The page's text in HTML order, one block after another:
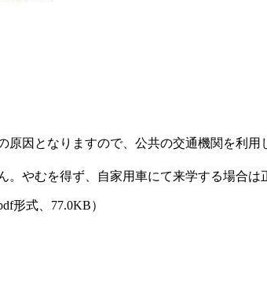
原因となりますので、公共の交通機関を利
。やむを得ず、自家用車にて来学する場合
形式、77.0KB）